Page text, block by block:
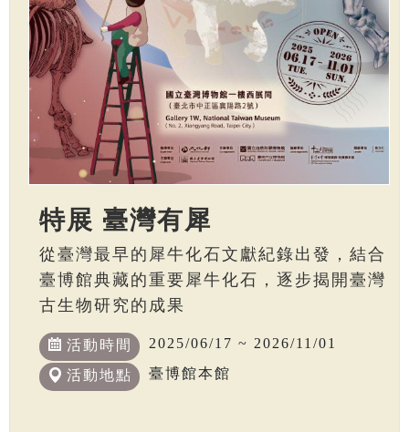
特展 臺灣有犀
從臺灣最早的犀牛化石文獻紀錄出發，結合
臺博館典藏的重要犀牛化石，逐步揭開臺灣
古生物研究的成果
活動時間 2025/06/17 ~ 2026/11/01
活動地點 臺博館本館